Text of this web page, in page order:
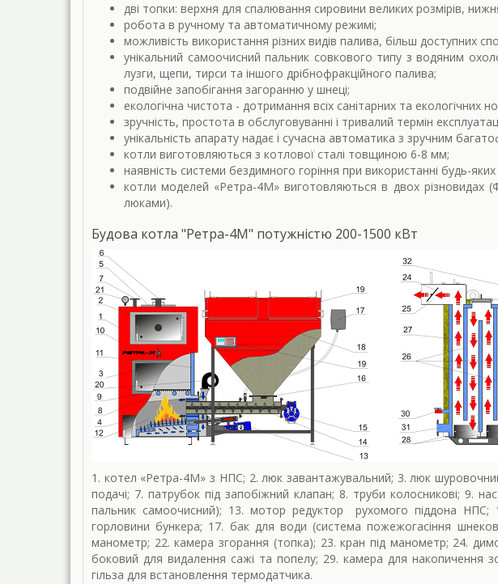
дві топки: верхня для спалювання сировини великих розмірів,
робота в ручному та автоматичному режимі;
можливість використання різних видів палива, більш доступних
унікальний самоочисний пальник совкового типу з водяним
лузги, щепи, тирси та іншого дрібнофракційного палива;
подвійне запобігання загоранню у шнеці;
екологічна чистота - дотримання всіх санітарних та екологічних
зручність, простота в обслуговуванні і тривалий термін
унікальність апарату надає і сучасна автоматика з зручним
котли виготовляються з котлової сталі товщиною 6-8 мм;
наявність системи бездимного горіння при використанні будь-
котли моделей «Ретра-4М» виготовляються в двох
люками).
Будова котла "Ретра-4М" потужністю 200-1500 кВт
1. котел «Ретра-4М» з НПС; 2. люк завантажувальний; 3. люк
подачі; 7. патрубок під запобіжний клапан; 8. труби колосникові; 9.
пальник самоочисний); 13. мотор редуктор рухомого піддона
горловини бункера; 17. бак для води (система пожежогасіння
манометр; 22. камера згорання (топка); 23. кран під манометр; 24.
боковий для видалення сажі та попелу; 29. камера для накопичення
гільза для встановлення термодатчика.